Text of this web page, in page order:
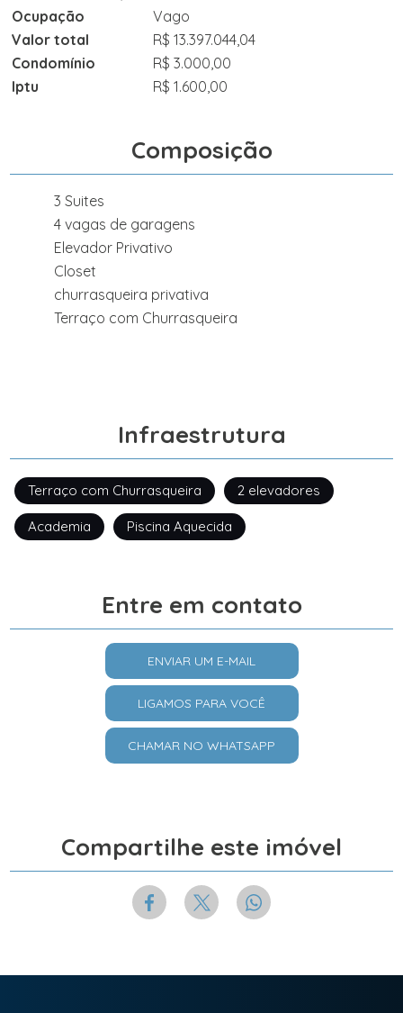
Ocupação
Vago
Valor total
R$ 13.397.044,04
Condomínio
R$ 3.000,00
Iptu
R$ 1.600,00
Composição
3 Suites
4 vagas de garagens
Elevador Privativo
Closet
churrasqueira privativa
Terraço com Churrasqueira
Infraestrutura
Terraço com Churrasqueira 2 elevadores
Academia Piscina Aquecida
Entre em contato
ENVIAR UM E-MAIL
LIGAMOS PARA VOCÊ
CHAMAR NO WHATSAPP
Compartilhe este imóvel